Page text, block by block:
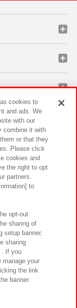
イトポリシー
ィ方針と検証結果
質問・お問い合わせ
Inc.
cookies to
and ads. We
with our
combine it with
or that they
Please click
cookies and
the right to opt
partners.
to
opt-out
sharing of
setup banner,
sharing
. If you
manage your
the link
banner.